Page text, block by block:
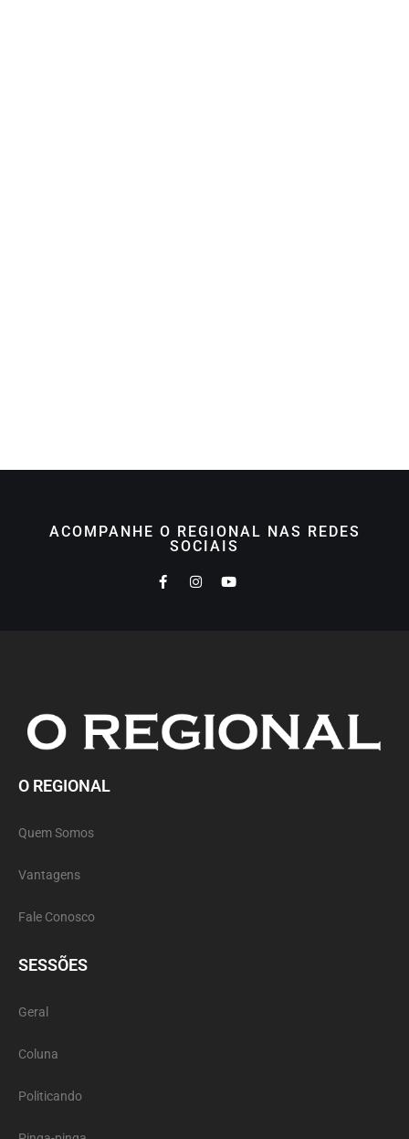
ACOMPANHE O REGIONAL NAS REDES
SOCIAIS
O REGIONAL
Quem Somos
Vantagens
Fale Conosco
SESSÕES
Geral
Coluna
Politicando